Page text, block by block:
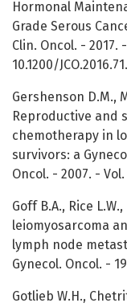
Hormonal
Grade Serous
Clin. Oncol. - 2017.
10.1200/
Gershenson D.M.,
Reproductive and
chemotherapy in
survivors: a
Oncol. - 2007. - Vol.
Goff B.A., Rice
leiomyosarcoma
lymph node
Gynecol. Oncol. -
Gotlieb W.H.,